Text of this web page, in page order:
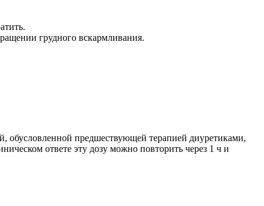
грудного вскармливания.
обусловленной предшествующей терапией диуретиками,
ответе эту дозу можно повторить через 1 ч и